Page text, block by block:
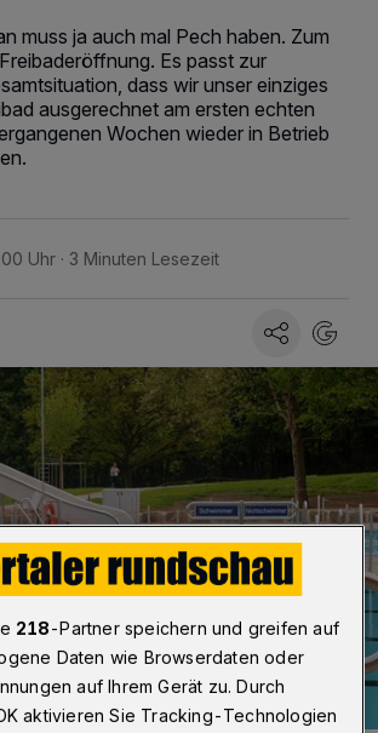
muss ja auch mal Pech haben. Zum
Es passt zur
dass wir unser einziges
ausgerechnet am ersten echten
Wochen wieder in Betrieb
Uhr 3 Minuten Lesezeit
218-Partner speichern und greifen auf
Daten wie Browserdaten oder
auf Ihrem Gerät zu. Durch
aktivieren Sie Tracking-Technologien